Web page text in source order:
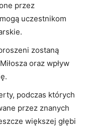
przez
uczestnikom
‌zostaną
oraz wpływ
podczas których
przez znanych
większej głębi